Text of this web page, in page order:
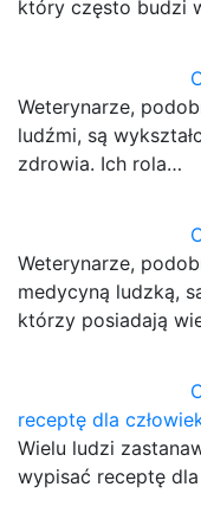
który często budzi
Weterynarze,
ludźmi, są
zdrowia. Ich rola…
Weterynarze,
medycyną ludzką,
którzy posiadają
receptę dla
Wielu ludzi
wypisać receptę